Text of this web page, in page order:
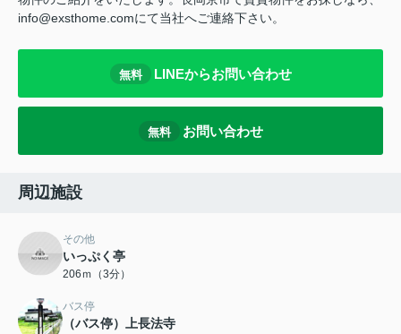
info@exsthome.comにて当社へご連絡下さい。
無料 LINEからお問い合わせ
無料 お問い合わせ
周辺施設
その他
いっぷく亭
206ｍ（3分）
バス停
（バス停）上長法寺